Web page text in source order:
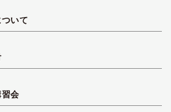
いて
会